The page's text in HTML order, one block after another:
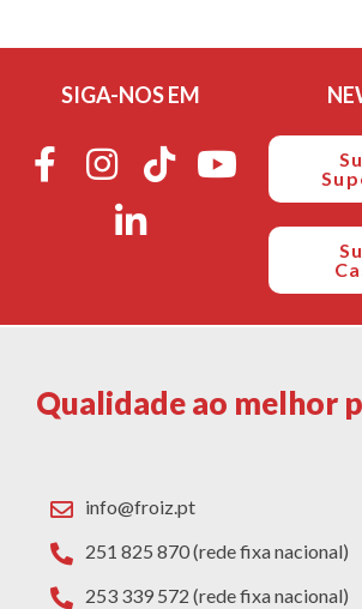
SIGA-NOS EM
Qualidade ao melhor
info@froiz.pt
251 825 870 (rede fixa nacional)
253 339 572 (rede fixa nacional)